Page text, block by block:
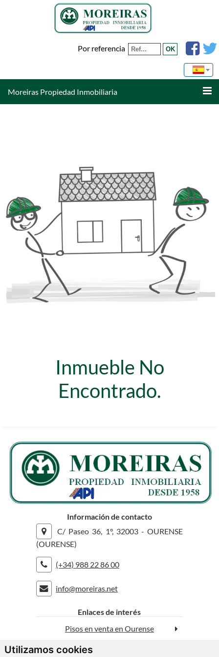
Utilizamos cookies
Por referencia
Moreiras Propiedad Inmobiliaria
Inmueble No
Encontrado.
Información de contacto
C/ Paseo 36, 1°, 32003 - OURENSE
(OURENSE)
(+34) 988 22 86 00
info@moreiras.net
Enlaces de interés
Pisos en venta en Ourense
Casas en venta en Ourense